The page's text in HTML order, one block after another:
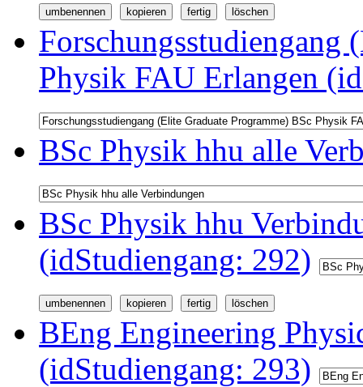
Forschungsstudiengang
Physik FAU Erlangen
BSc Physik hhu alle
BSc Physik hhu
(idStudiengang: 292)
BEng Engineering
(idStudiengang: 293)